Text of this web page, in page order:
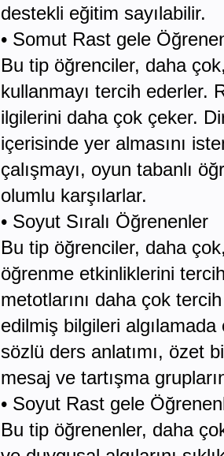
destekli eğitim sayılabilir.
• Somut Rast gele
Bu tip öğrenciler, daha
kullanmayı tercih ederler.
ilgilerini daha çok çeker.
içerisinde yer almasını
çalışmayı, oyun tabanlı
olumlu karşılarlar.
• Soyut Sıralı Öğrenenler
Bu tip öğrenciler, daha
öğrenme etkinliklerini
metotlarını daha çok
edilmiş bilgileri
sözlü ders anlatımı, özet
mesaj ve tartışma
• Soyut Rast gele
Bu tip öğrenenler, daha